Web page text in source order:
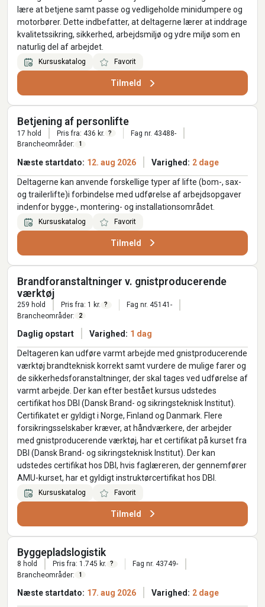
lære at betjene samt passe og vedligeholde minidumpere og
motorbører. Dette indbefatter, at deltagerne lærer at inddrage
kvalitetssikring, sikkerhed, arbejdsmiljø og ydre miljø som en
naturlig del af arbejdet.
Kursuskatalog Favorit
Tilmeld
Betjening af personlifte
17 hold Pris fra: 436 kr. ?
Fag nr. 43488-
Brancheområder:
1
Næste startdato: 12. aug 2026 Varighed: 2 dage
Deltagerne kan anvende forskellige typer af lifte (bom-, sax-
og trailerlifte)i forbindelse med udførelse af arbejdsopgaver
indenfor bygge-, montering- og installationsområdet.
Kursuskatalog Favorit
Tilmeld
Brandforanstaltninger v. gnistproducerende
værktøj
259 hold Pris fra: 1 kr. ?
Fag nr. 45141-
Brancheområder:
2
Daglig opstart Varighed: 1 dag
Deltageren kan udføre varmt arbejde med gnistproducerende
værktøj brandteknisk korrekt samt vurdere de mulige farer og
de sikkerhedsforanstaltninger, der skal tages ved udførelse af
varmt arbejde. Der kan efter bestået kursus udstedes
certifikat hos DBI (Dansk Brand- og sikringsteknisk Institut).
Certifikatet er gyldigt i Norge, Finland og Danmark. Flere
forsikringsselskaber kræver, at håndværkere, der arbejder
med gnistproducerende værktøj, har et certifikat på kurset fra
DBI (Dansk Brand- og sikringsteknisk Institut). Der kan
udstedes certifikat hos DBI, hvis faglæreren, der gennemfører
AMU-kurset, har et gyldigt instruktørcertifikat hos DBI.
Kursuskatalog Favorit
Tilmeld
Byggepladslogistik
8 hold Pris fra: 1.745 kr. ?
Fag nr. 43749-
Brancheområder:
1
Næste startdato: 17. aug 2026 Varighed: 2 dage